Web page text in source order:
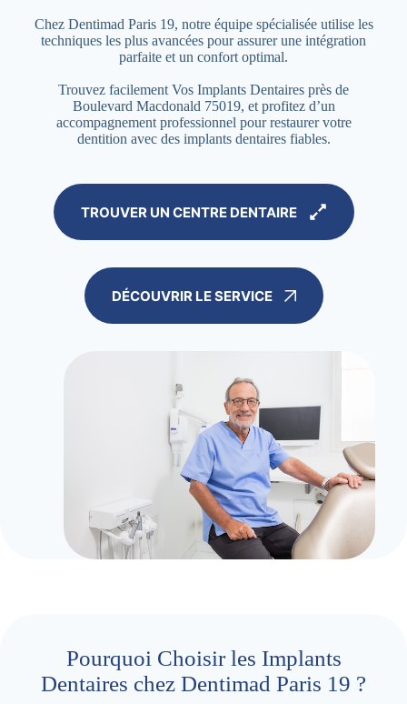
Chez Dentimad Paris 19, notre équipe spécialisée utilise les
techniques les plus avancées pour assurer une intégration
parfaite et un confort optimal.
Trouvez facilement Vos Implants Dentaires près de
Boulevard Macdonald 75019, et profitez d’un
accompagnement professionnel pour restaurer votre
dentition avec des implants dentaires fiables.
TROUVER UN CENTRE DENTAIRE
DÉCOUVRIR LE SERVICE
Pourquoi Choisir les Implants
Dentaires chez Dentimad Paris 19 ?